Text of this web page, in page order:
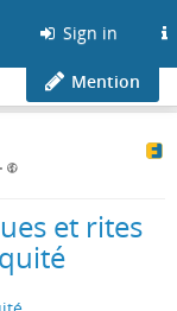
Sign in
Mention
•
et rites